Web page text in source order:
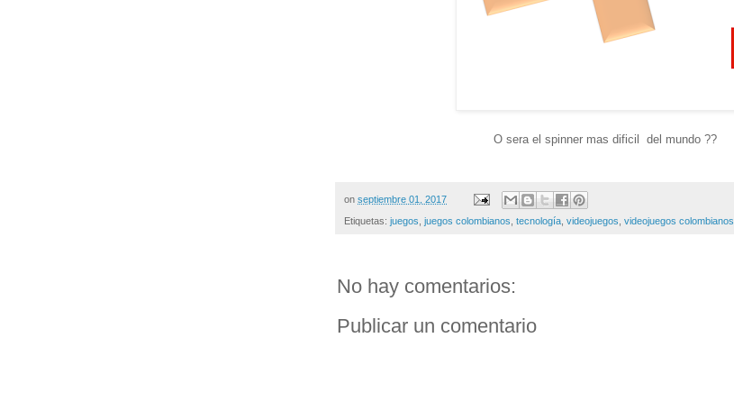
O sera el spinner mas dificil del mundo ??
on septiembre 01, 2017
Etiquetas: juegos juegos colombianos tecnología videojuegos videojuegos colombianos
No hay comentarios:
Publicar un comentario